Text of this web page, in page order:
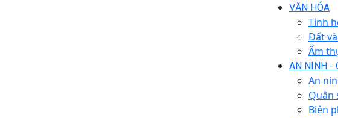
VĂN HÓA
Tinh
Đất
Ẩm
AN NINH -
An
Quân
Biên